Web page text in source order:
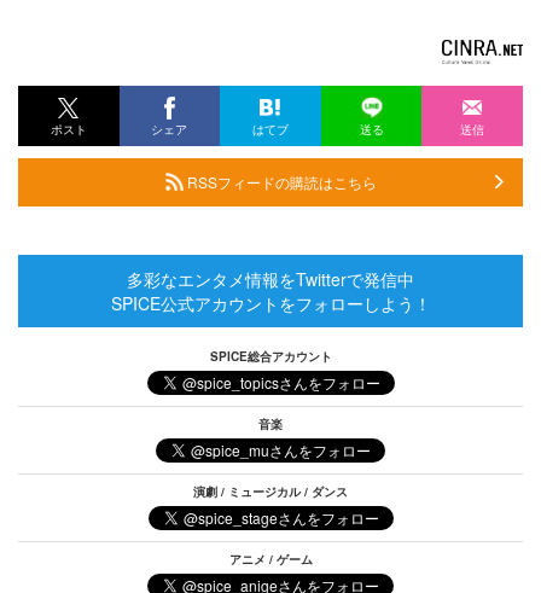
ポスト シェア はてブ 送る 送信
RSSフィードの購読はこちら
多彩なエンタメ情報をTwitterで発信中
SPICE公式アカウントをフォローしよう！
SPICE総合アカウント
音楽
演劇 / ミュージカル / ダンス
アニメ / ゲーム